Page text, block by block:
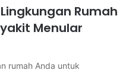
Rumah
Menular
rumah Anda untuk